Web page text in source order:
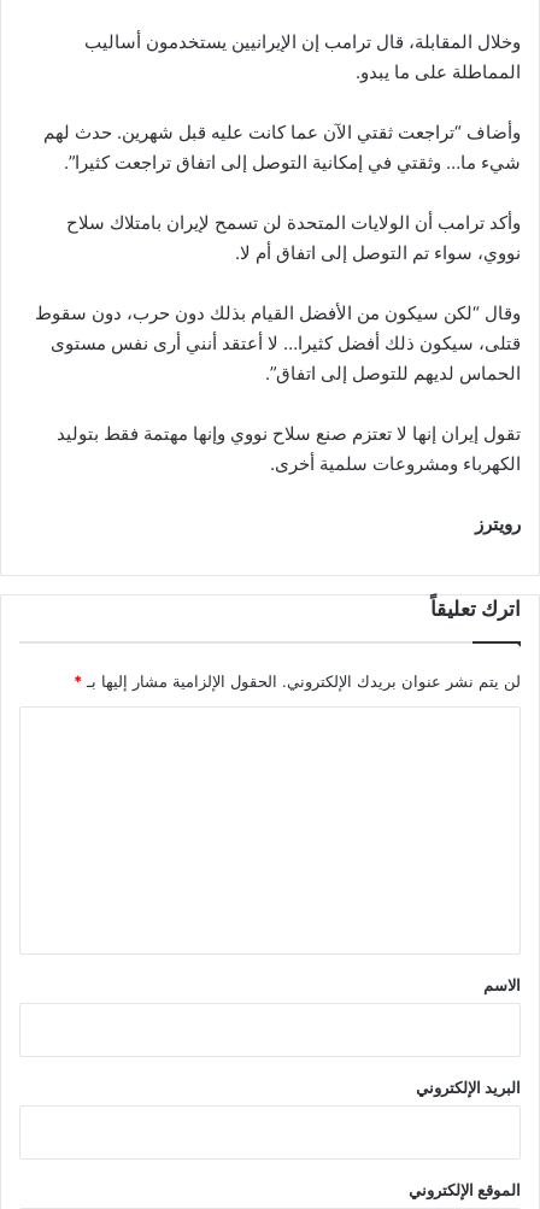
وخلال المقابلة، قال ترامب إن الإيرانيين يستخدمون أساليب
المماطلة على ما يبدو.
وأضاف “تراجعت ثقتي الآن عما كانت عليه قبل شهرين. حدث لهم
شيء ما… وثقتي في إمكانية التوصل إلى اتفاق تراجعت كثيرا”.
وأكد ترامب أن الولايات المتحدة لن تسمح لإيران بامتلاك سلاح
نووي، سواء تم التوصل إلى اتفاق أم لا.
وقال “لكن سيكون من الأفضل القيام بذلك دون حرب، دون سقوط
قتلى، سيكون ذلك أفضل كثيرا… لا أعتقد أنني أرى نفس مستوى
الحماس لديهم للتوصل إلى اتفاق”.
تقول إيران إنها لا تعتزم صنع سلاح نووي وإنها مهتمة فقط بتوليد
الكهرباء ومشروعات سلمية أخرى.
رويترز
اترك تعليقاً
لن يتم نشر عنوان بريدك الإلكتروني. الحقول الإلزامية مشار إليها بـ *
*
الاسم
البريد الإلكتروني
الموقع الإلكتروني